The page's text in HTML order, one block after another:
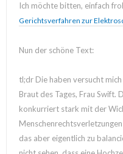
Ich möchte bitten, einfach
Gerichtsverfahren zur
Nun der schöne Text:
tl;dr Die haben versucht
Braut des Tages, Frau Swift.
konkurriert stark mit der
das aber eigentlich zu